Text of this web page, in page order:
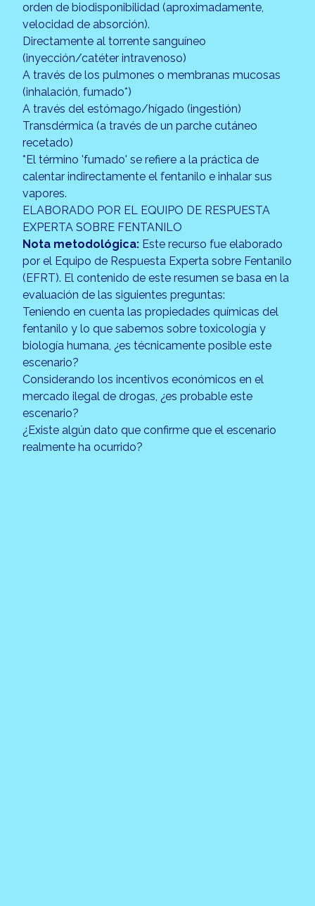
orden de biodisponibilidad (aproximadamente,
velocidad de absorción).
Directamente al torrente sanguíneo
(inyección/catéter intravenoso)
A través de los pulmones o membranas mucosas
(inhalación, fumado*)
A través del estómago/hígado (ingestión)
Transdérmica (a través de un parche cutáneo
recetado)
*El término 'fumado' se refiere a la práctica de
calentar indirectamente el fentanilo e inhalar sus
vapores.
ELABORADO POR EL EQUIPO DE RESPUESTA
EXPERTA SOBRE FENTANILO
Nota metodológica: Este recurso fue elaborado
por el Equipo de Respuesta Experta sobre Fentanilo
(EFRT). El contenido de este resumen se basa en la
evaluación de las siguientes preguntas:
Teniendo en cuenta las propiedades químicas del
fentanilo y lo que sabemos sobre toxicología y
biología humana, ¿es técnicamente posible este
escenario?
Considerando los incentivos económicos en el
mercado ilegal de drogas, ¿es probable este
escenario?
¿Existe algún dato que confirme que el escenario
realmente ha ocurrido?